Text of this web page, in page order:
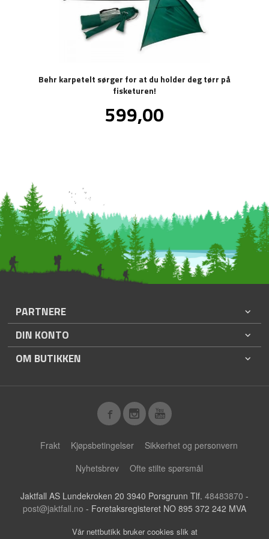
Behr karpetelt sørger for at du holder deg tørr på
fisketuren!
Pris
599,00
PARTNERE
DIN KONTO
OM BUTIKKEN
Frakt Kjøpsbetingelser
Sikkerhet og personvern
Nyhetsbrev
Ofte stilte spørsmål
Jaktfall AS Lundekroken 20 3940 Porsgrunn Tlf. 48483870 -
post@jaktfall.no - Foretaksregisteret NO 895 372 242 MVA
Vår nettbutikk bruker cookies slik at